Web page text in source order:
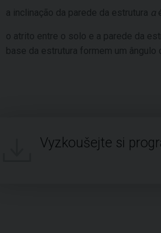
a inclinação da parede da estrutura α
o atrito entre o solo e a parede da
base da estrutura formem um ângulo
Vyzkoušejte si